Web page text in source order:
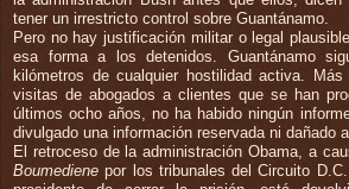
tener un irrestricto control sobre Guantánamo.
Pero no hay justificación militar o legal
esa forma a los detenidos. Guantánamo
kilómetros de cualquier hostilidad activa.
visitas de abogados a clientes que se han
últimos ocho años, no ha habido ningún
divulgado una información reservada ni dañado
El retroceso de la administración Obama, a
Boumedienepor los tribunales del Circuito